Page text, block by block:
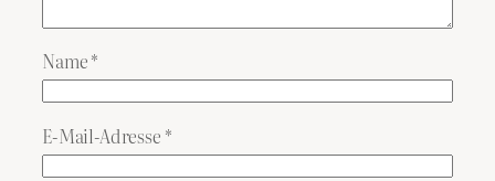
Name*
E-Mail-Adresse *